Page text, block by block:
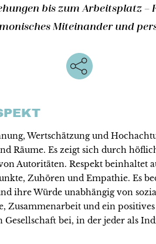
bis zum Arbeitsplatz –
Miteinander und
Wertschätzung und
Räume. Es zeigt sich durch
Autoritäten. Respekt beinhaltet
Zuhören und Empathie. Es
ihre Würde unabhängig von
Zusammenarbeit und ein
Gesellschaft bei, in der jeder als